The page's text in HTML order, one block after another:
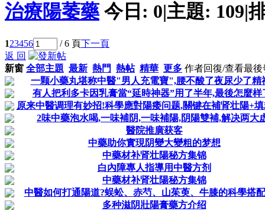
治療陽萎藥 今日: 0|主題: 109|
123456 / 6 頁下一頁
返 回
新窗 全部主題 最新 熱門 熱帖 精華 更多 作者回復/查看最後
一颗小藥丸堪称中醫"男人充電寶",腰不酸了夜尿少了精
有人把利多卡因乳膏當“延時神器”用了半年,最後怎麼样
原来中醫调理有妙招!科學應對陽痿问题,關键在補肾壮陽+
2味中藥泡水喝,一味補阴,一味補陽,阴陽雙補,解决两大
醫院推廣获客
中藥助你實現阴變大變粗的梦想
中藥材补肾壮陽秘方集锦
白內障專人指導用中醫方剂
中藥材补肾壮陽秘方集锦
中醫如何打通陽道?蜈蚣、赤芍、山茱萸、牛膝的科學搭
多种滋阴壯陽膏藥方介绍